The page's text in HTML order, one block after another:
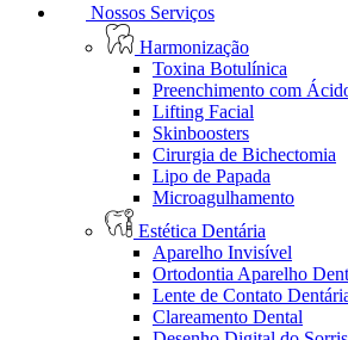
Nossos Serviços
Harmonização
Toxina Botulínica
Preenchimento com
Lifting Facial
Skinboosters
Cirurgia de Bichectomia
Lipo de Papada
Microagulhamento
Estética Dentária
Aparelho Invisível
Ortodontia Aparelho
Lente de Contato
Clareamento Dental